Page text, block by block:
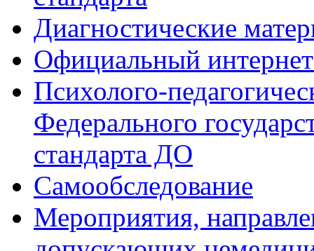
Диагностические
Официальный
Психолого-
Федерального
стандарта ДО
Самообследование
Мероприятия,